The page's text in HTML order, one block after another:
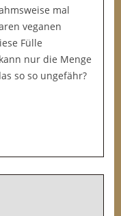
mal
veganen
Fülle
nur die Menge
so so ungefähr?